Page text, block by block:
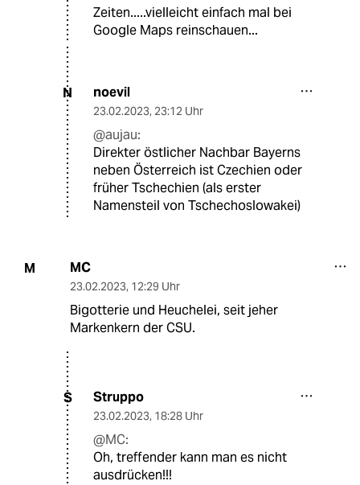
Zeiten.....vielleicht einfach mal bei
Google Maps reinschauen...
N noevil
23.02.2023, 23:12 Uhr
@aujau:
Direkter östlicher Nachbar Bayerns
neben Österreich ist Czechien oder
früher Tschechien (als erster
Namensteil von Tschechoslowakei)
M MC
23.02.2023, 12:29 Uhr
Bigotterie und Heuchelei, seit jeher
Markenkern der CSU.
S Struppo
23.02.2023, 18:28 Uhr
@MC:
Oh, treffender kann man es nicht
ausdrücken!!!